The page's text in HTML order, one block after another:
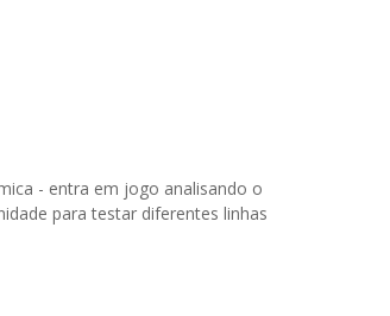
- entra em jogo analisando o
para testar diferentes linhas